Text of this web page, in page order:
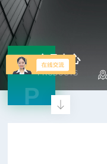
产品中心
PRODUCTS
P